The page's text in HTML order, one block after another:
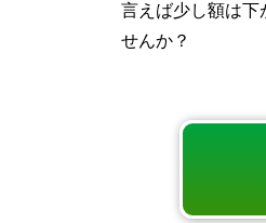
言えば少し額は下
せんか？